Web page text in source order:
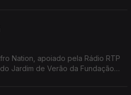
Nation, apoiado pela Rádio RTP
Jardim de Verão da Fundação